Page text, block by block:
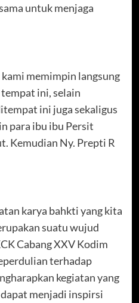
untuk menjaga
memimpin langsung
ini, selain
ini juga sekaligus
para ibu ibu Persit
Kemudian Ny. Prepti R
karya bahkti yang kita
suatu wujud
Cabang XXV Kodim
terhadap
kegiatan yang
menjadi inspirsi